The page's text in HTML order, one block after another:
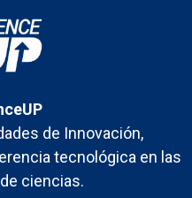
de Innovación,
tecnológica en las
ciencias.